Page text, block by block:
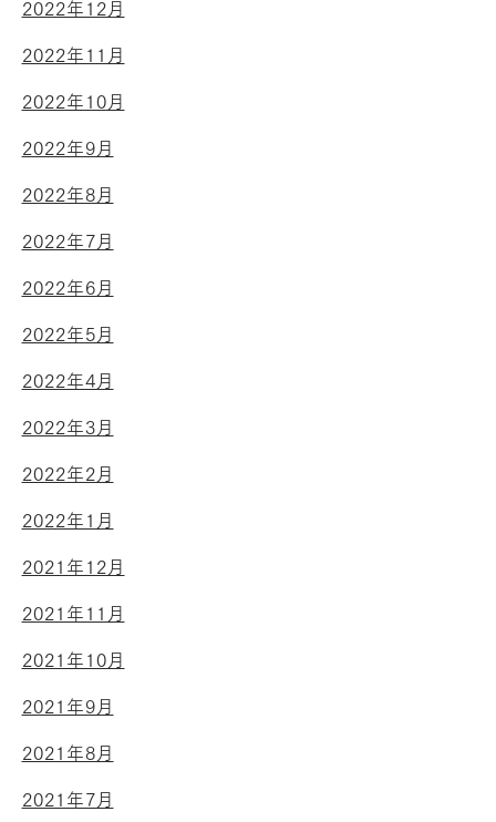
2022年12月
2022年11月
2022年10月
2022年9月
2022年8月
2022年7月
2022年6月
2022年5月
2022年4月
2022年3月
2022年2月
2022年1月
2021年12月
2021年11月
2021年10月
2021年9月
2021年8月
2021年7月